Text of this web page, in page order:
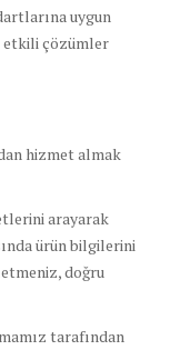
uygun
etkili çözümler
hizmet almak
arayarak
ürün bilgilerini
doğru
tarafından